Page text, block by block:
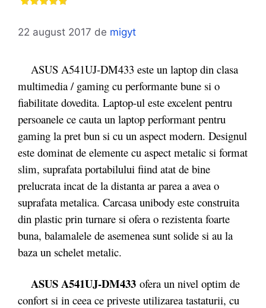
22 august 2017 de migyt
ASUS A541UJ-DM433 este un laptop din clasa
multimedia / gaming cu performante bune si o
fiabilitate dovedita. Laptop-ul este excelent pentru
persoanele ce cauta un laptop performant pentru
gaming la pret bun si cu un aspect modern. Designul
este dominat de elemente cu aspect metalic si format
slim, suprafata portabilului fiind atat de bine
prelucrata incat de la distanta ar parea a avea o
suprafata metalica. Carcasa unibody este construita
din plastic prin turnare si ofera o rezistenta foarte
buna, balamalele de asemenea sunt solide si au la
baza un schelet metalic.
ASUS A541UJ-DM433 ofera un nivel optim de
confort si in ceea ce priveste utilizarea tastaturii, cu